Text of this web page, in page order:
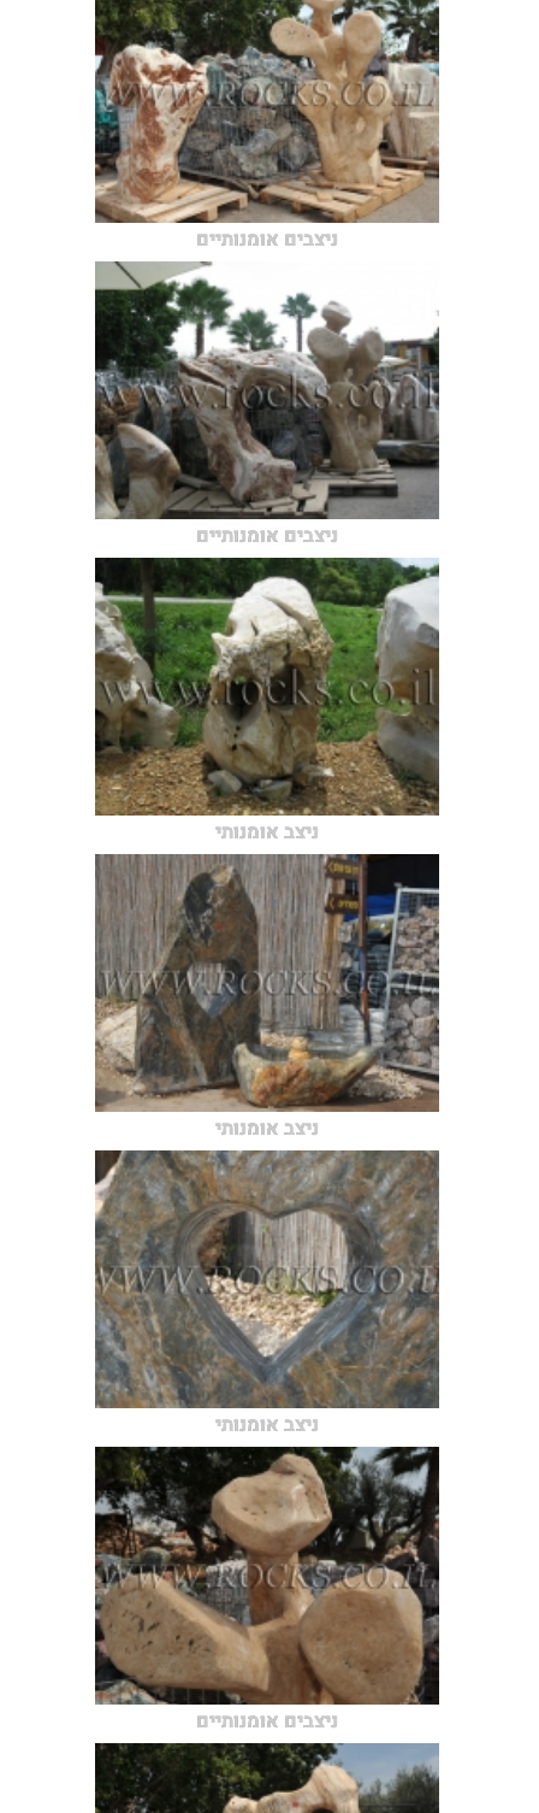
ניצבים אומנותיים
ניצבים אומנותיים
ניצב אומנותי
ניצב אומנותי
ניצב אומנותי
ניצבים אומנותיים